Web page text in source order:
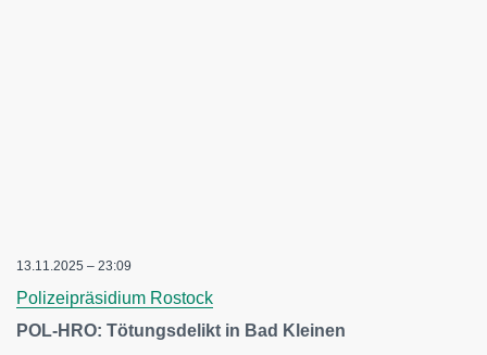
13.11.2025 – 23:09
Polizeipräsidium Rostock
POL-HRO: Tötungsdelikt in Bad Kleinen